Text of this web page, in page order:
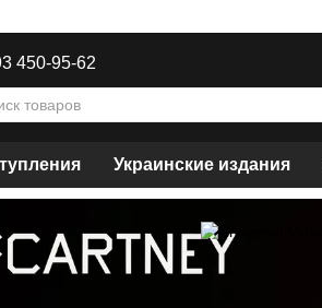
450-95-62
Украинские издания